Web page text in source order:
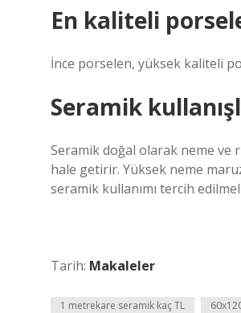
En kaliteli
İnce porselen, yüksek kaliteli
Seramik
Seramik doğal olarak neme ve
hale getirir. Yüksek neme
seramik kullanımı tercih
Tarih: Makaleler
1 metrekare seramik kaç TL